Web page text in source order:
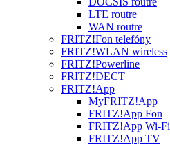
LTE routre
WAN routre
FRITZ!Fon telefóny
FRITZ!WLAN wireless
FRITZ!Powerline
FRITZ!DECT
FRITZ!App
MyFRITZ!App
FRITZ!App Fon
FRITZ!App Wi-Fi
FRITZ!App TV